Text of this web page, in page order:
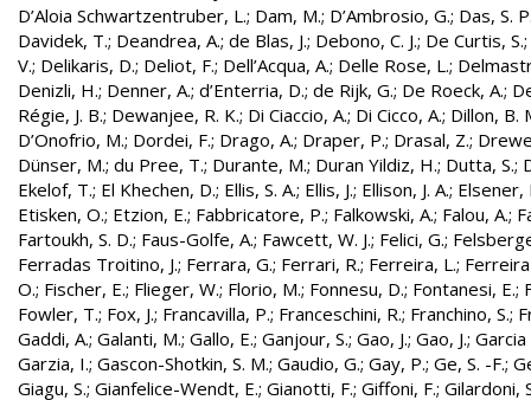
D’Aloia Schwartzentruber, L.; Dam, M.; D’Ambrosio, G.; Das, S.
Davidek, T.; Deandrea, A.; de Blas, J.; Debono, C. J.; De Curtis, S.;
V.; Delikaris, D.; Deliot, F.; Dell’Acqua, A.; Delle Rose, L.;
Denizli, H.; Denner, A.; d’Enterria, D.; de Rijk, G.; De Roeck, A.;
Régie, J. B.; Dewanjee, R. K.; Di Ciaccio, A.; Di Cicco, A.; Dillon, B.
D’Onofrio, M.; Dordei, F.; Drago, A.; Draper, P.; Drasal, Z.;
Dünser, M.; du Pree, T.; Durante, M.; Duran Yildiz, H.; Dutta, S.;
Ekelof, T.; El Khechen, D.; Ellis, S. A.; Ellis, J.; Ellison, J. A.; Elsener,
Etisken, O.; Etzion, E.; Fabbricatore, P.; Falkowski, A.; Falou, A.;
Fartoukh, S. D.; Faus-Golfe, A.; Fawcett, W. J.; Felici, G.;
Ferradas Troitino, J.; Ferrara, G.; Ferrari, R.; Ferreira, L.;
O.; Fischer, E.; Flieger, W.; Florio, M.; Fonnesu, D.; Fontanesi, E.;
Fowler, T.; Fox, J.; Francavilla, P.; Franceschini, R.; Franchino, S.;
Gaddi, A.; Galanti, M.; Gallo, E.; Ganjour, S.; Gao, J.; Gao, J.; Garcia
Garzia, I.; Gascon-Shotkin, S. M.; Gaudio, G.; Gay, P.; Ge, S. -F.;
Giagu, S.; Gianfelice-Wendt, E.; Gianotti, F.; Giffoni, F.; Gilardoni,